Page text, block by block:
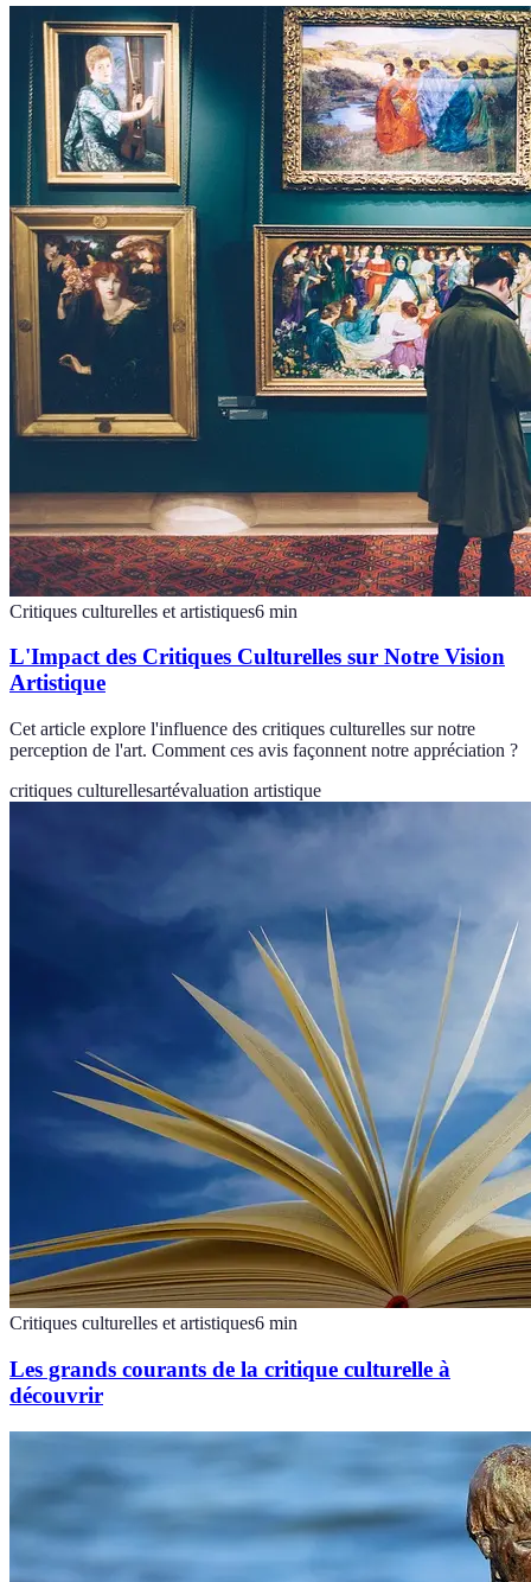
Critiques culturelles et artistiques6 min
L'Impact des Critiques Culturelles sur Notre Vision
Artistique
Cet article explore l'influence des critiques culturelles sur notre
perception de l'art. Comment ces avis façonnent notre appréciation ?
critiques culturellesartévaluation artistique
Critiques culturelles et artistiques6 min
Les grands courants de la critique culturelle à
découvrir